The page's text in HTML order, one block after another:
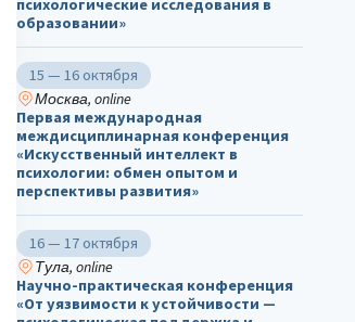
психологические исследования в
образовании»
15 — 16 октября
Москва, online
Первая международная
междисциплинарная конференция
«Искусственный интеллект в
психологии: обмен опытом и
перспективы развития»
16 — 17 октября
Тула, online
Научно-практическая конференция
«От уязвимости к устойчивости —